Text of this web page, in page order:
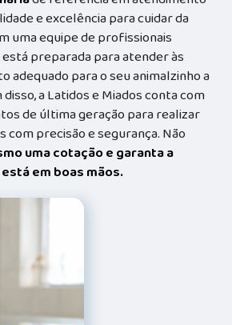
e excelência para cuidar da
uma equipe de profissionais
preparada para atender às
para o seu animalzinho a
a Latidos e Miados conta com
de última geração para realizar
precisão e segurança. Não
uma cotação e garanta a
em boas mãos.